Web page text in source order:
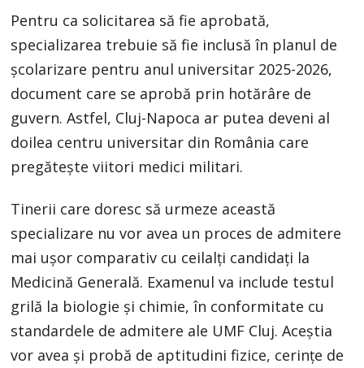
Pentru ca solicitarea să fie aprobată,
specializarea trebuie să fie inclusă în planul de
școlarizare pentru anul universitar 2025-2026,
document care se aprobă prin hotărâre de
guvern. Astfel, Cluj-Napoca ar putea deveni al
doilea centru universitar din România care
pregătește viitori medici militari.
Tinerii care doresc să urmeze această
specializare nu vor avea un proces de admitere
mai ușor comparativ cu ceilalți candidați la
Medicină Generală. Examenul va include testul
grilă la biologie și chimie, în conformitate cu
standardele de admitere ale UMF Cluj. Aceștia
vor avea și probă de aptitudini fizice, cerințe de